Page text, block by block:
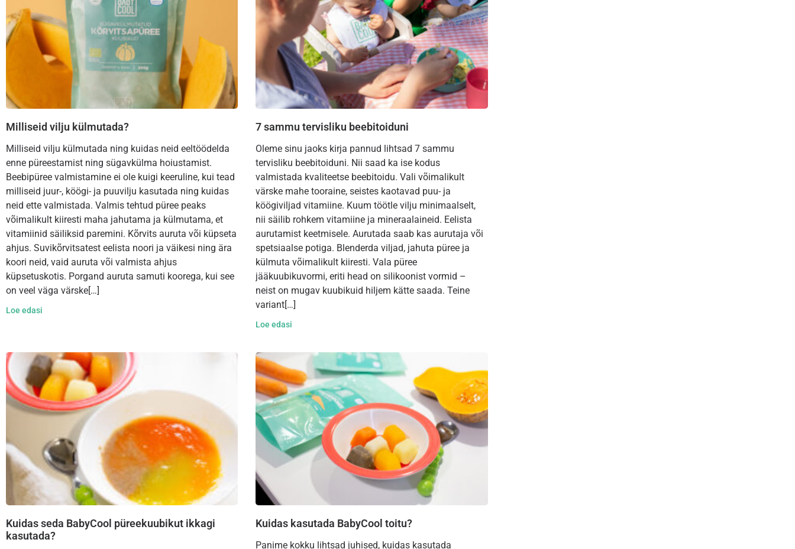
Milliseid vilju külmutada?
Milliseid vilju külmutada ning kuidas neid eeltöödelda
enne püreestamist ning sügavkülma hoiustamist.
Beebipüree valmistamine ei ole kuigi keeruline, kui tead
milliseid juur-, köögi- ja puuvilju kasutada ning kuidas
neid ette valmistada. Valmis tehtud püree peaks
võimalikult kiiresti maha jahutama ja külmutama, et
vitamiinid säiliksid paremini. Kõrvits auruta või küpseta
ahjus. Suvikõrvitsatest eelista noori ja väikesi ning ära
koori neid, vaid auruta või valmista ahjus
küpsetuskotis. Porgand auruta samuti koorega, kui see
on veel väga värske[…]
Loe edasi
7 sammu tervisliku beebitoiduni
Oleme sinu jaoks kirja pannud lihtsad 7 sammu
tervisliku beebitoiduni. Nii saad ka ise kodus
valmistada kvaliteetse beebitoidu. Vali võimalikult
värske mahe tooraine, seistes kaotavad puu- ja
köögiviljad vitamiine. Kuum töötle vilju minimaalselt,
nii säilib rohkem vitamiine ja mineraalaineid. Eelista
aurutamist keetmisele. Aurutada saab kas aurutaja või
spetsiaalse potiga. Blenderda viljad, jahuta püree ja
külmuta võimalikult kiiresti. Vala püree
jääkuubikuvormi, eriti head on silikoonist vormid –
neist on mugav kuubikuid hiljem kätte saada. Teine
variant[…]
Loe edasi
Kuidas seda BabyCool püreekuubikut ikkagi
kasutada?
Kuidas kasutada BabyCool toitu?
Panime kokku lihtsad juhised, kuidas kasutada